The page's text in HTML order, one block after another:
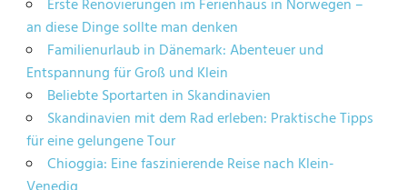
Erste Renovierungen im Ferienhaus in Norwegen –
an diese Dinge sollte man denken
Familienurlaub in Dänemark: Abenteuer und
Entspannung für Groß und Klein
Beliebte Sportarten in Skandinavien
Skandinavien mit dem Rad erleben: Praktische Tipps
für eine gelungene Tour
Chioggia: Eine faszinierende Reise nach Klein-